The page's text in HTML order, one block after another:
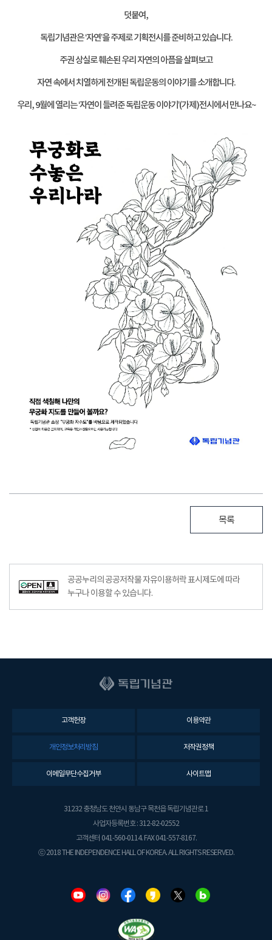
덧붙여,
독립기념관은‘자연’을 주제로 기획전시를 준비하고 있습니다.
주권 상실로 훼손된 우리 자연의 아픔을 살펴보고
자연 속에서 치열하게 전개된 독립운동의 이야기를 소개합니다.
우리 , 9월에 열리는 ‘자연이 들려준 독립운동 이야기 ’(가제 )전시에서 만나요~
목록
공공누리의 공공저작물 자유이용허락 표시제도에 따라
누구나 이용할 수 있습니다.
고객헌장 이용약관
개인정보처리방침 저작권정책
이메일무단수집거부 사이트맵
31232 충청남도 천안시 동남구 목천읍 독립기념관로 1
사업자등록번호 : 312-82-02552
고객센터 041-560-0114. FAX 041-557-8167.
ⓒ 2018 THE INDEPENDENCE HALL OF KOREA. ALL RIGHTS RESERVED.